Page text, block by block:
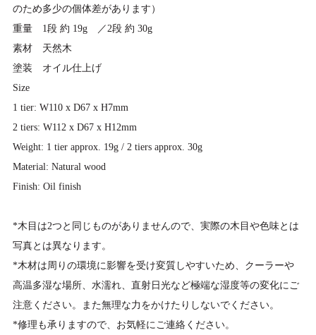
のため多少の個体差があります）
重量 1段 約 19g ／2段 約 30g
素材 天然木
塗装 オイル仕上げ
Size
1 tier: W110 x D67 x H7mm
2 tiers: W112 x D67 x H12mm
Weight: 1 tier approx. 19g / 2 tiers approx. 30g
Material: Natural wood
Finish: Oil finish
*木目は2つと同じものがありませんので、実際の木目や色味とは
写真とは異なります。
*木材は周りの環境に影響を受け変質しやすいため、クーラーや
高温多湿な場所、水濡れ、直射日光など極端な湿度等の変化にご
注意ください。また無理な力をかけたりしないでください。
*修理も承りますので、お気軽にご連絡ください。